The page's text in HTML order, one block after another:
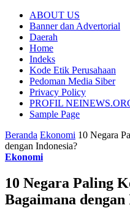
ABOUT US
Banner dan Advertorial
Daerah
Home
Indeks
Kode Etik Perusahaan
Pedoman Media Siber
Privacy Policy
PROFIL
Sample Page
Beranda Ekonomi 10 Negara
dengan Indonesia?
Ekonomi
10 Negara Paling
Bagaimana dengan